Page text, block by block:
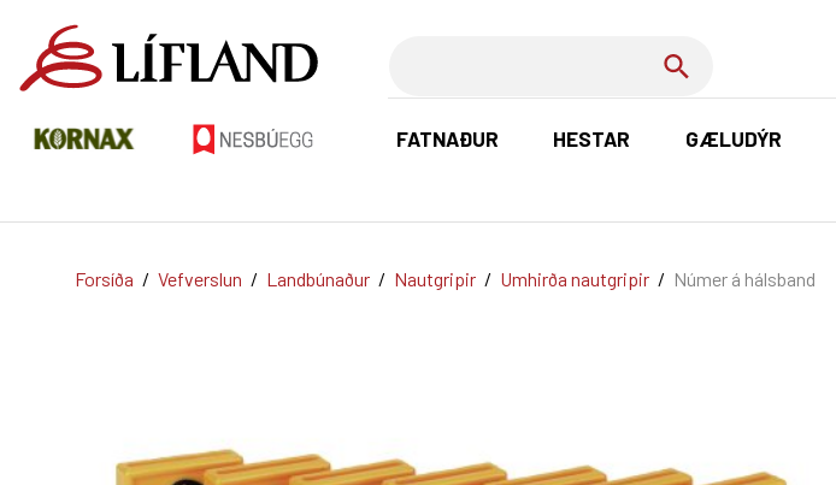
FATNAÐUR HESTAR GÆLUDÝR
Forsíða / Vefverslun / Landbúnaður / Nautgripir / Umhirða nautgripir / Númer á hálsband